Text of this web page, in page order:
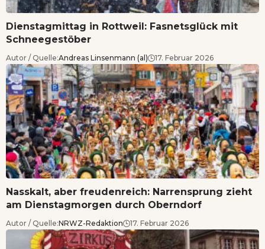
Dienstagmittag in Rottweil: Fasnetsglück mit
Schneegestöber
Autor / Quelle:Andreas Linsenmann (al) 17. Februar 2026
Nasskalt, aber freudenreich: Narrensprung zieht
am Dienstagmorgen durch Oberndorf
Autor / Quelle:NRWZ-Redaktion 17. Februar 2026